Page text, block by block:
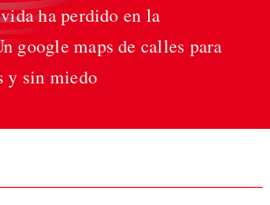
ha perdido en la
google maps de calles para
y sin miedo